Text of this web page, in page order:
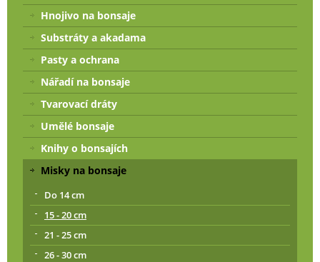
Hnojivo na bonsaje
Substráty a akadama
Pasty a ochrana
Nářadí na bonsaje
Tvarovací dráty
Umělé bonsaje
Knihy o bonsajích
Misky na bonsaje
Do 14 cm
15 - 20 cm
21 - 25 cm
26 - 30 cm